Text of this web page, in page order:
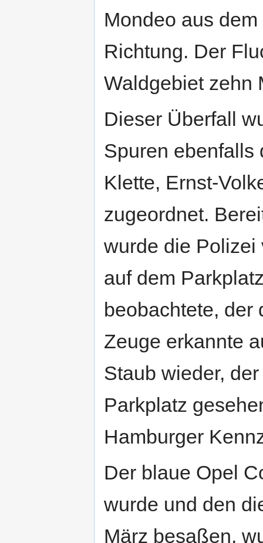
Mondeo aus
Richtung. Der
Waldgebiet zehn
Dieser Überfall
Spuren ebenfalls
Klette, Ernst-
zugeordnet.
wurde die Polizei
auf dem
beobachtete, der
Zeuge erkannte
Staub wieder,
Parkplatz
Hamburger
Der blaue Opel
wurde und den
März besaßen,